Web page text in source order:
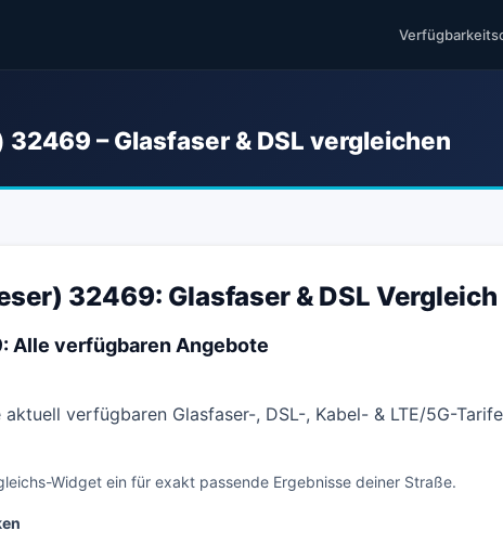
– Glasfaser & DSL vergleichen
32469: Glasfaser & DSL Vergleich
Alle verfügbaren Angebote
aktuell verfügbaren Glasfaser-, DSL-, Kabel- & LTE/5G-
Widget ein für exakt passende Ergebnisse deiner Straße.